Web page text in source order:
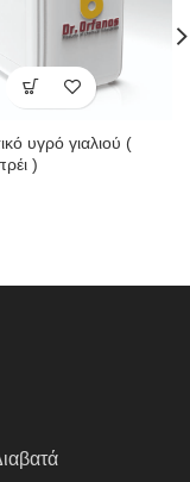
υγρό γιαλιού (
)